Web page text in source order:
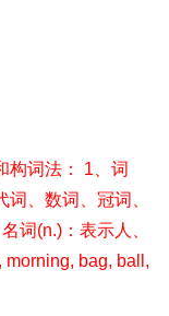
构词法： 1、词
、数词、冠词、
词(n.)：表示人、
bag, ball,